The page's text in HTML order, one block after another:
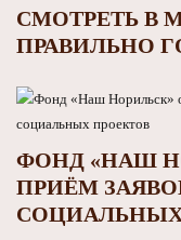
СМОТРЕТЬ В
ПРАВИЛЬНО
ФОНД «НАШ
ПРИЁМ